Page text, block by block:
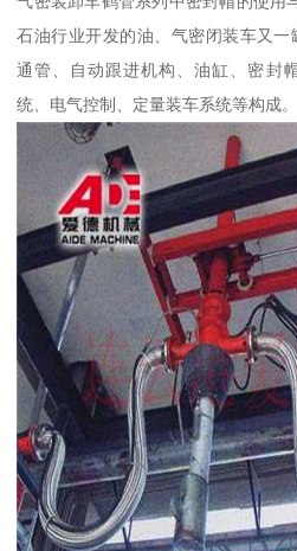
石油行业开发的油、气密闭装车又
通管、自动跟进机构、油缸、密封
统、电气控制、定量装车系统等构成。